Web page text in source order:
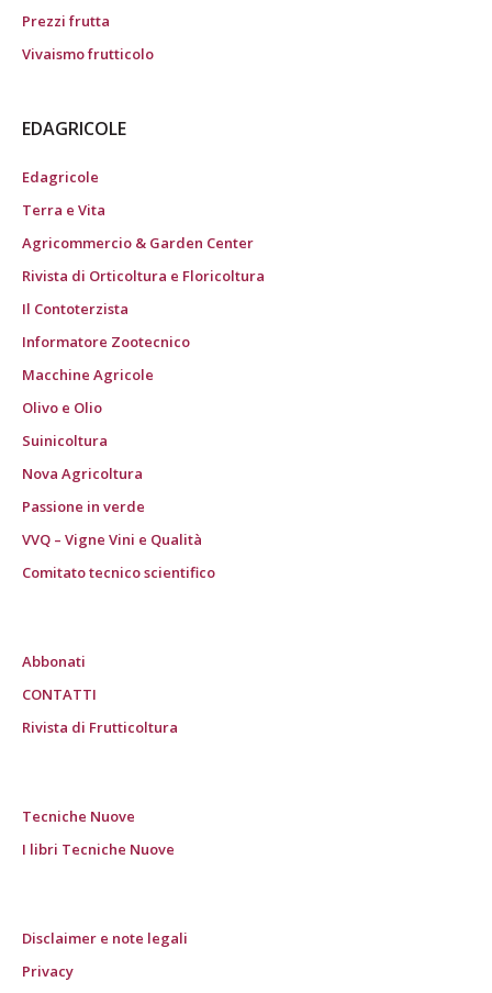
Prezzi frutta
Vivaismo frutticolo
EDAGRICOLE
Edagricole
Terra e Vita
Agricommercio & Garden Center
Rivista di Orticoltura e Floricoltura
Il Contoterzista
Informatore Zootecnico
Macchine Agricole
Olivo e Olio
Suinicoltura
Nova Agricoltura
Passione in verde
VVQ – Vigne Vini e Qualità
Comitato tecnico scientifico
Abbonati
CONTATTI
Rivista di Frutticoltura
Tecniche Nuove
I libri Tecniche Nuove
Disclaimer e note legali
Privacy